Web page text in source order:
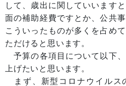
して、歳出に関していいます
面の補助経費ですとか、公共
こういったものが多くを占め
ただけると思います。
予算の各項目について以下
上げたいと思います。
まず、新型コロナウイルス